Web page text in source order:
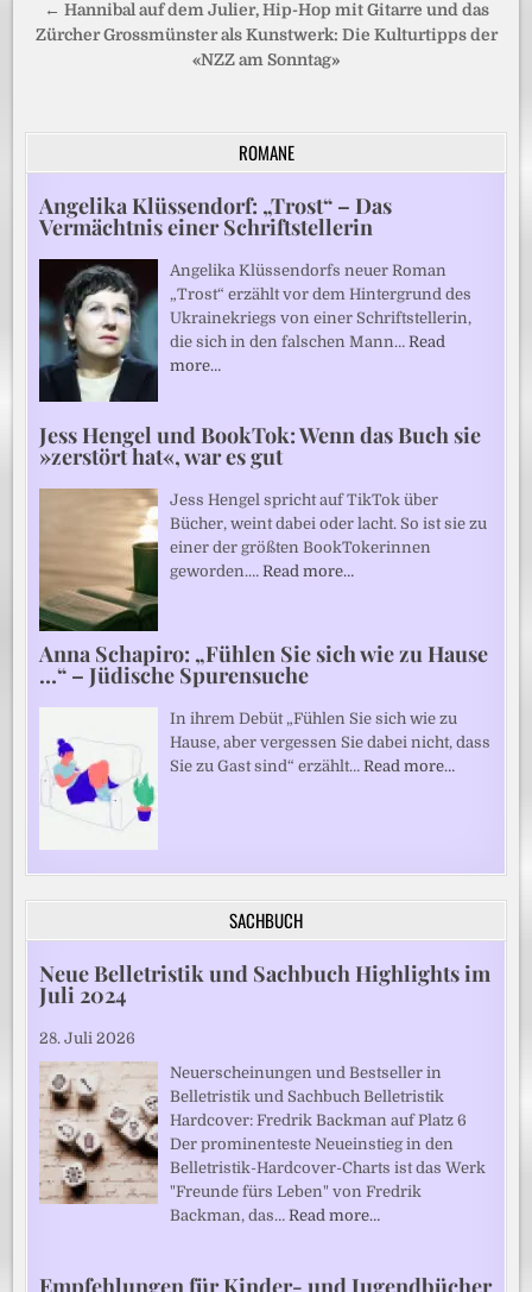
← Hannibal auf dem Julier, Hip-Hop mit Gitarre und das
Zürcher Grossmünster als Kunstwerk: Die Kulturtipps der
«NZZ am Sonntag»
ROMANE
Angelika Klüssendorf: „Trost“ – Das
Vermächtnis einer Schriftstellerin
Angelika Klüssendorfs neuer Roman
„Trost“ erzählt vor dem Hintergrund des
Ukrainekriegs von einer Schriftstellerin,
die sich in den falschen Mann…Read
more…
Jess Hengel und BookTok: Wenn das Buch sie
»zerstört hat«, war es gut
Jess Hengel spricht auf TikTok über
Bücher, weint dabei oder lacht. So ist sie zu
einer der größten BookTokerinnen
geworden.…Read more…
Anna Schapiro: „Fühlen Sie sich wie zu Hause
…“ – Jüdische Spurensuche
In ihrem Debüt „Fühlen Sie sich wie zu
Hause, aber vergessen Sie dabei nicht, dass
Sie zu Gast sind“ erzählt…Read more…
SACHBUCH
Neue Belletristik und Sachbuch Highlights im
Juli 2024
28. Juli 2026
Neuerscheinungen und Bestseller in
Belletristik und Sachbuch Belletristik
Hardcover: Fredrik Backman auf Platz 6
Der prominenteste Neueinstieg in den
Belletristik-Hardcover-Charts ist das Werk
"Freunde fürs Leben" von Fredrik
Backman, das…Read more…
Empfehlungen für Kinder- und Jugendbücher